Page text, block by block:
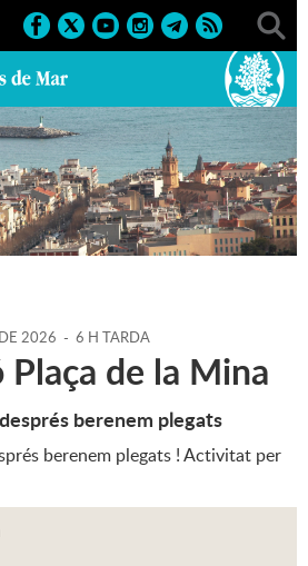
03-
> 2026 > Activitats infantils
DE 2026 - 6 H TARDA
de la Mina
berenem plegats
berenem plegats ! Activitat per